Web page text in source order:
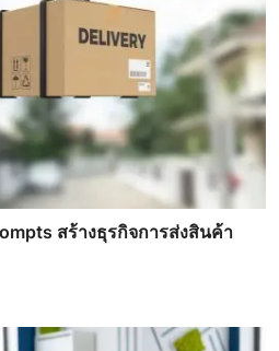
สร้างธุรกิจการส่งสินค้า